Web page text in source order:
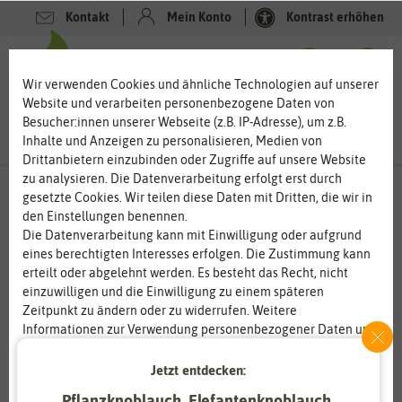
Kontakt Mein Konto Kontrast erhöhen
Wir verwenden Cookies und ähnliche Technologien auf unserer
Website und verarbeiten personenbezogene Daten von
Besucher:innen unserer Webseite (z.B. IP-Adresse), um z.B.
Inhalte und Anzeigen zu personalisieren, Medien von
Drittanbietern einzubinden oder Zugriffe auf unsere Website
zu analysieren. Die Datenverarbeitung erfolgt erst durch
gesetzte Cookies. Wir teilen diese Daten mit Dritten, die wir in
den Einstellungen benennen.
Die Datenverarbeitung kann mit Einwilligung oder aufgrund
eines berechtigten Interesses erfolgen. Die Zustimmung kann
erteilt oder abgelehnt werden. Es besteht das Recht, nicht
einzuwilligen und die Einwilligung zu einem späteren
Zeitpunkt zu ändern oder zu widerrufen. Weitere
Informationen zur Verwendung personenbezogener Daten und
Essenziell Statistik
Jetzt entdecken: